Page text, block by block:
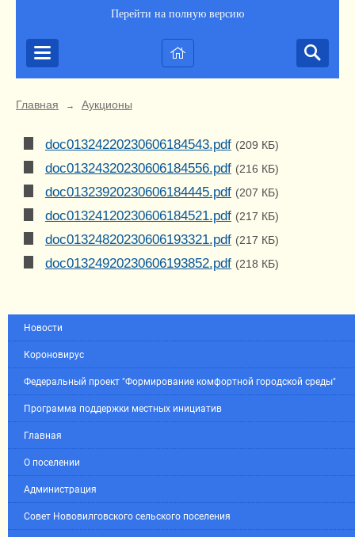
Перейти на полную версию
Главная → Аукционы
doc01324220230606184543.pdf (209 КБ)
doc01324320230606184556.pdf (216 КБ)
doc01323920230606184445.pdf (207 КБ)
doc01324120230606184521.pdf (217 КБ)
doc01324820230606193321.pdf (217 КБ)
doc01324920230606193852.pdf (218 КБ)
Новости
Короновирус
Федеральный проект "Формирование комфортной городской среды"
Программа поддержки местных инициатив
Главная
О поселении
Администрация
Совет Нововилговского сельского поселения